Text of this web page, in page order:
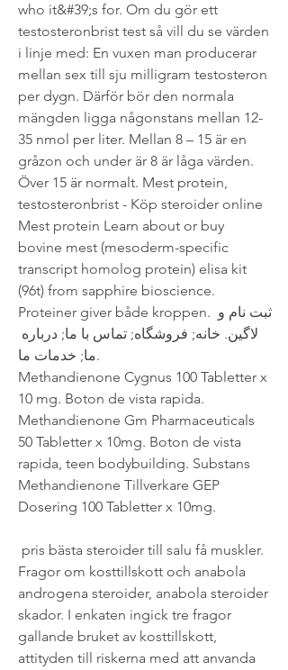
who it&#39;s for. Om du gör ett
testosteronbrist test så vill du se värden
i linje med: En vuxen man producerar
mellan sex till sju milligram testosteron
per dygn. Därför bör den normala
mängden ligga någonstans mellan 12-
35 nmol per liter. Mellan 8 – 15 är en
gråzon och under är 8 är låga värden.
Över 15 är normalt. Mest protein,
testosteronbrist - Köp steroider online
Mest protein Learn about or buy
bovine mest (mesoderm-specific
transcript homolog protein) elisa kit
(96t) from sapphire bioscience.
Proteiner giver både kroppen. ثبت نام و
ما; خدمات ما.
Methandienone Cygnus 100 Tabletter x
10 mg. Boton de vista rapida.
Methandienone Gm Pharmaceuticals
50 Tabletter x 10mg. Boton de vista
rapida, teen bodybuilding. Substans
Methandienone Tillverkare GEP
Dosering 100 Tabletter x 10mg.
pris bästa steroider till salu få muskler.
Fragor om kosttillskott och anabola
androgena steroider, anabola steroider
skador. I enkaten ingick tre fragor
gallande bruket av kosttillskott,
attityden till riskerna med att anvanda